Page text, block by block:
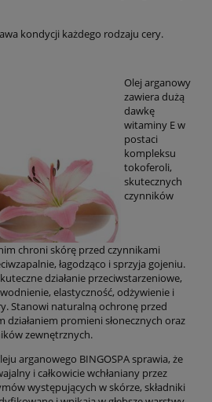
kondycji każdego rodzaju cery.
Olej arganowy
zawiera dużą
dawkę
witaminy E w
postaci
kompleksu
tokoferoli,
skutecznych
czynników
chroni skórę przed czynnikami
łagodząco i sprzyja gojeniu.
działanie przeciwstarzeniowe,
elastyczność, odżywienie i
Stanowi naturalną ochronę przed
promieni słonecznych oraz
zewnętrznych.
arganowego BINGOSPA sprawia, że
i całkowicie wchłaniany przez
występujących w skórze, składniki